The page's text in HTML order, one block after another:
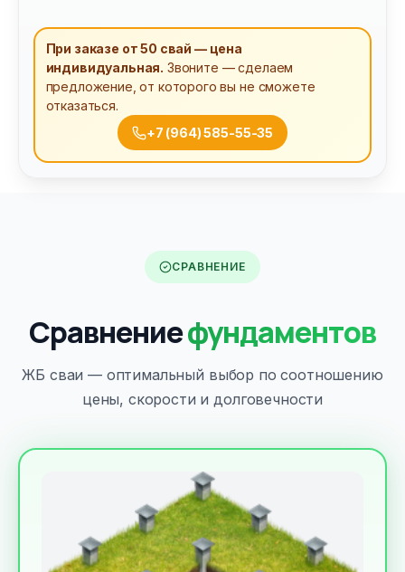
При заказе от 50 свай — цена
индивидуальная. Звоните — сделаем
предложение, от которого вы не сможете
отказаться.
+7 (964) 585-55-35
СРАВНЕНИЕ
Сравнениефундаментов
ЖБ сваи — оптимальный выбор по соотношению
цены, скорости и долговечности